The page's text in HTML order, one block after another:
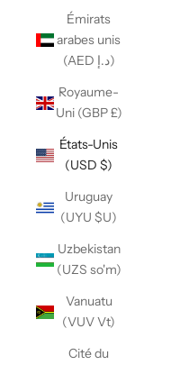
Émirats
arabes unis
(AED د.إ)
Royaume-
Uni (GBP £)
États-Unis
(USD $)
Uruguay
(UYU $U)
Uzbekistan
(UZS so'm)
Vanuatu
(VUV Vt)
Cité du